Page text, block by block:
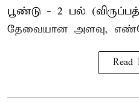
பூண்டு - 2 பல்
தேவையான அளவு,
Read